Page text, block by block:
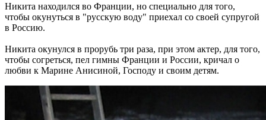
Никита находился во Франции, но специально для того,
чтобы окунуться в "русскую воду" приехал со своей супругой
в Россию.
Никита окунулся в прорубь три раза, при этом актер, для того,
чтобы согреться, пел гимны Франции и России, кричал о
любви к Марине Анисиной, Господу и своим детям.